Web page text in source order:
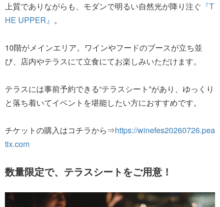
上質でありながらも、モダンで明るい自然光が降り注ぐ 『T
HE UPPER』 。
10階がメインエリア。ワインやフードのブースが立ち並
び、店内やテラスにて立食にてお楽しみいただけます。
テラスには事前予約できる“テラスシート”があり、ゆっくり
と落ち着いてイベントを堪能したい方におすすめです。
チケットの購入はコチラから⇒https://winefes20260726.pea
tix.com
数量限定で、テラスシートをご用意！